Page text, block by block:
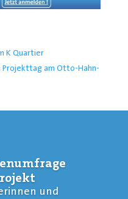
K Quartier
Projekttag am Otto-Hahn-
und